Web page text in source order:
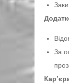
За